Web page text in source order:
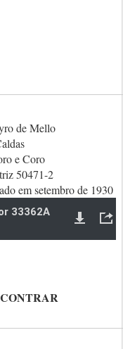
de Mello
e Coro
50471-2
em setembro de 1930